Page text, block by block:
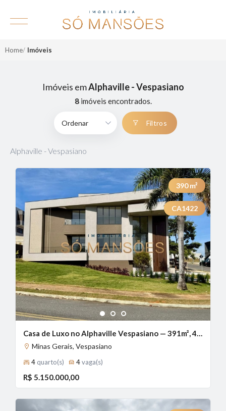
Home Imóveis
Imóveis emAlphaville - Vespasiano
8imóveis encontrados.
Filtros
Alphaville - Vespasiano
1 2 3
390m²
CA1422
Casa de Luxo no Alphaville Vespasiano — 391m², 4 Quartos, 3 Suítes, Piscina e Energia Solar.
Minas Gerais, Vespasiano
4 quarto(s) 4vaga(s)
R$ 5.150.000,00